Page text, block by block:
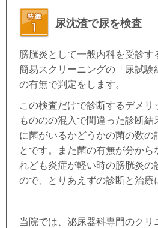
尿沈渣で尿を検査
膀胱炎として一般内科を受診す
簡易スクリーニングの「尿試験
の有無で判定をします。
この検査だけで診断するデメリ
もののの混入で間違った診断結
に菌がいるかどうかの菌の数の
とです。また菌の有無が分から
れども炎症が軽い時の膀胱炎の
ので、とりあえずの診断と治療
当院では、泌尿器科専門のクリ